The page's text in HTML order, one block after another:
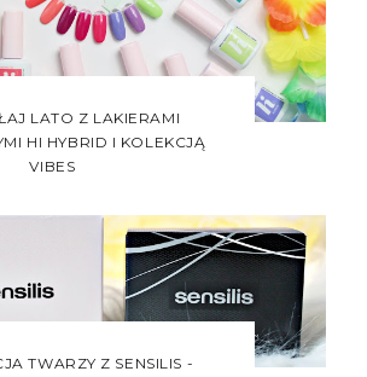
LATO Z LAKIERAMI
HI HYBRID I KOLEKCJĄ
VIBES
TWARZY Z SENSILIS -